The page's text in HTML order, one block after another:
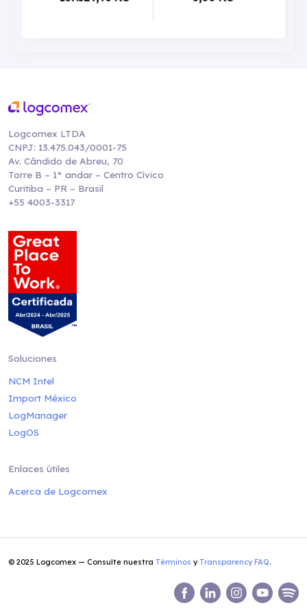
Logcomex LTDA
CNPJ: 13.475.043/0001-75
Av. Cândido de Abreu, 70
Torre B – 1° andar – Centro Cívico
Curitiba – PR – Brasil
+55 4003-3317
Soluciones
NCM Intel
Import México
LogManager
LogOS
Enlaces útiles
Acerca de Logcomex
© 2025 Logcomex — Consulte nuestra Términos y Transparency FAQ.